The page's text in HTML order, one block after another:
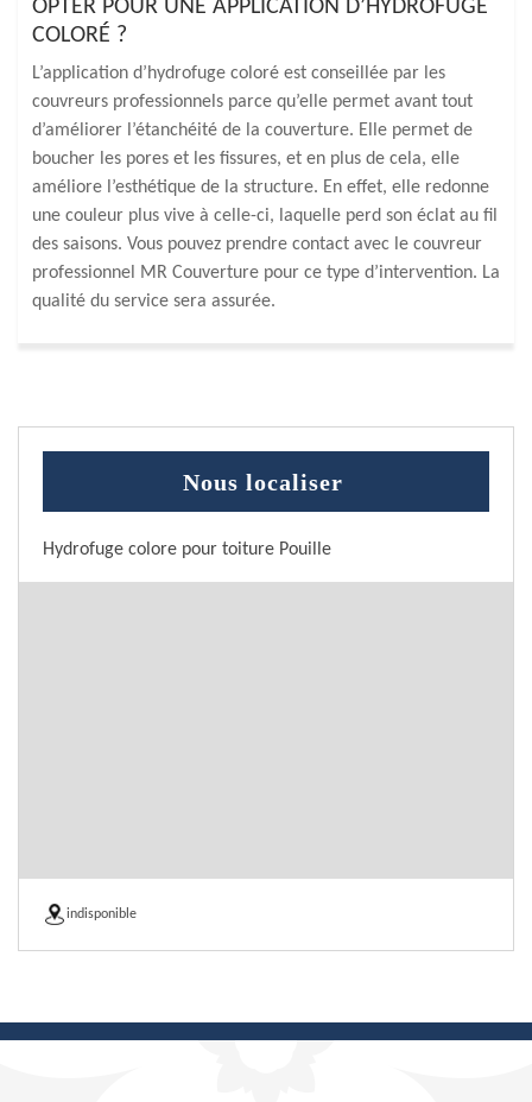
OPTER POUR UNE APPLICATION D’HYDROFUGE
COLORÉ ?
L’application d’hydrofuge coloré est conseillée par les
couvreurs professionnels parce qu’elle permet avant tout
d’améliorer l’étanchéité de la couverture. Elle permet de
boucher les pores et les fissures, et en plus de cela, elle
améliore l’esthétique de la structure. En effet, elle redonne
une couleur plus vive à celle-ci, laquelle perd son éclat au fil
des saisons. Vous pouvez prendre contact avec le couvreur
professionnel MR Couverture pour ce type d’intervention. La
qualité du service sera assurée.
Nous localiser
Hydrofuge colore pour toiture Pouille
indisponible